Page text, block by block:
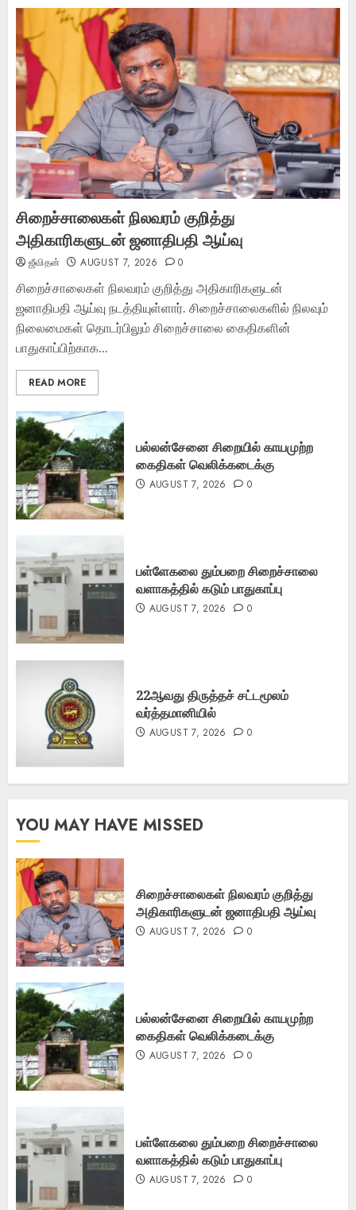
சிறைச்சாலைகள் நிலவரம் குறித்து
அதிகாரிகளுடன் ஜனாதிபதி ஆய்வு
ஜீவிதன் AUGUST 7, 2026 0
சிறைச்சாலைகள் நிலவரம் குறித்து அதிகாரிகளுடன்
ஜனாதிபதி ஆய்வு நடத்தியுள்ளார். சிறைச்சாலைகளில் நிலவும்
நிலைமைகள் தொடர்பிலும் சிறைச்சாலை கைதிகளின்
பாதுகாப்பிற்காக...
READ MORE
பல்லன்சேனை சிறையில் காயமுற்ற
கைதிகள் வெலிக்கடைக்கு
AUGUST 7, 2026 0
பள்ளேகலை தும்பறை சிறைச்சாலை
வளாகத்தில் கடும் பாதுகாப்பு
AUGUST 7, 2026 0
22ஆவது திருத்தச் சட்டமூலம்
வர்த்தமானியில்
AUGUST 7, 2026 0
YOU MAY HAVE MISSED
சிறைச்சாலைகள் நிலவரம் குறித்து
அதிகாரிகளுடன் ஜனாதிபதி ஆய்வு
AUGUST 7, 2026 0
பல்லன்சேனை சிறையில் காயமுற்ற
கைதிகள் வெலிக்கடைக்கு
AUGUST 7, 2026 0
பள்ளேகலை தும்பறை சிறைச்சாலை
வளாகத்தில் கடும் பாதுகாப்பு
AUGUST 7, 2026 0